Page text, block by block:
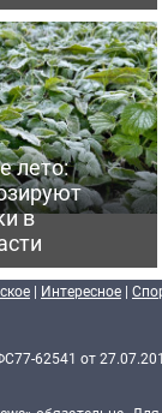
лето:
в
| Интересное |
62541 от